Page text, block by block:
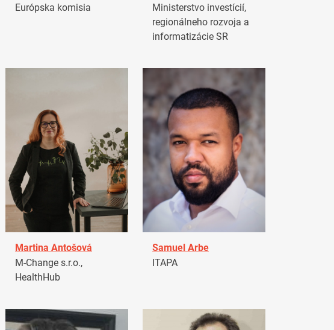
Európska komisia
Ministerstvo investícií,
regionálneho rozvoja a
informatizácie SR
Martina Antošová
M-Change s.r.o.,
HealthHub
Samuel Arbe
ITAPA